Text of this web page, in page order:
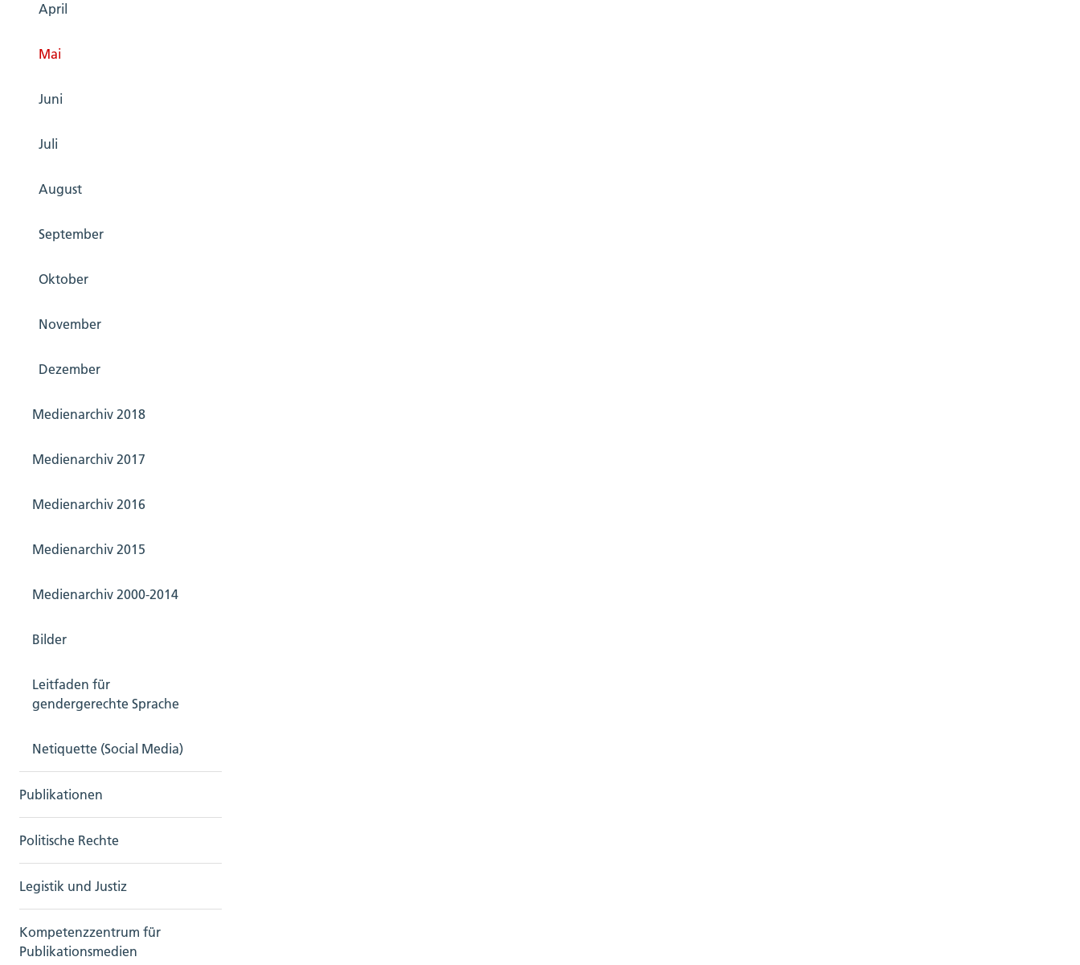
April
Mai
Juni
Juli
August
September
Oktober
November
Dezember
Medienarchiv 2018
Medienarchiv 2017
Medienarchiv 2016
Medienarchiv 2015
Medienarchiv 2000-2014
Bilder
Leitfaden für
gendergerechte Sprache
Netiquette (Social Media)
Publikationen
Politische Rechte
Legistik und Justiz
Kompetenzzentrum für
Publikationsmedien